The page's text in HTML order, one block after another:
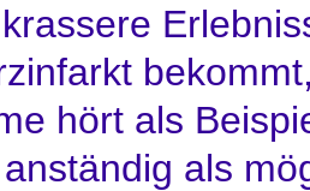
hört als
als